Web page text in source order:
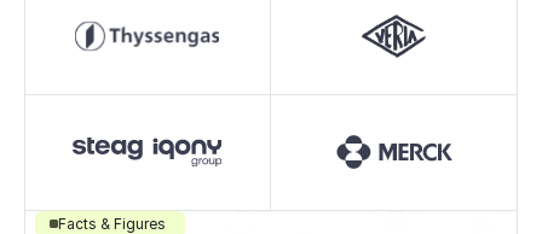
Facts & Figures